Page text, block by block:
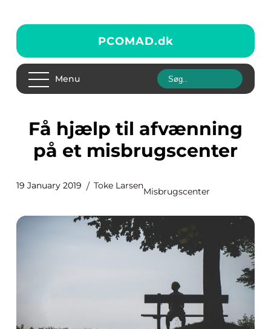
PCOMAD.dk
Menu
Få hjælp til afvænning
på et misbrugscenter
19 January 2019 Toke Larsen
Misbrugscenter